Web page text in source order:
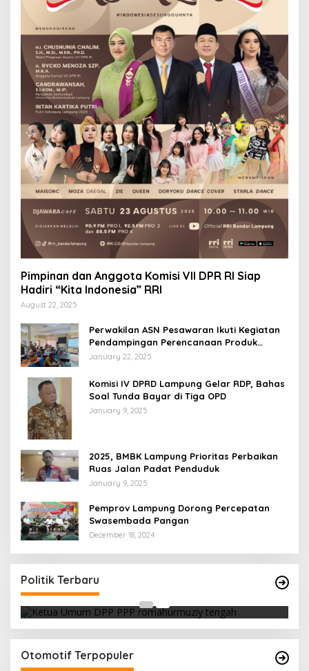
Pimpinan dan Anggota Komisi VII DPR RI Siap
Hadiri “Kita Indonesia” RRI
August 22, 2025
Perwakilan ASN Pesawaran Ikuti Kegiatan
Pendampingan Perencanaan Produk
Hukum
January 22, 2025
Komisi IV DPRD Lampung Gelar RDP, Bahas
Soal Tunda Bayar di Tiga OPD
January 9, 2025
2025, BMBK Lampung Prioritas Perbaikan
Ruas Jalan Padat Penduduk
January 9, 2025
Pemprov Lampung Dorong Percepatan
Swasembada Pangan
December 18, 2024
Politik Terbaru
Yasin
Otomotif Terpopuler